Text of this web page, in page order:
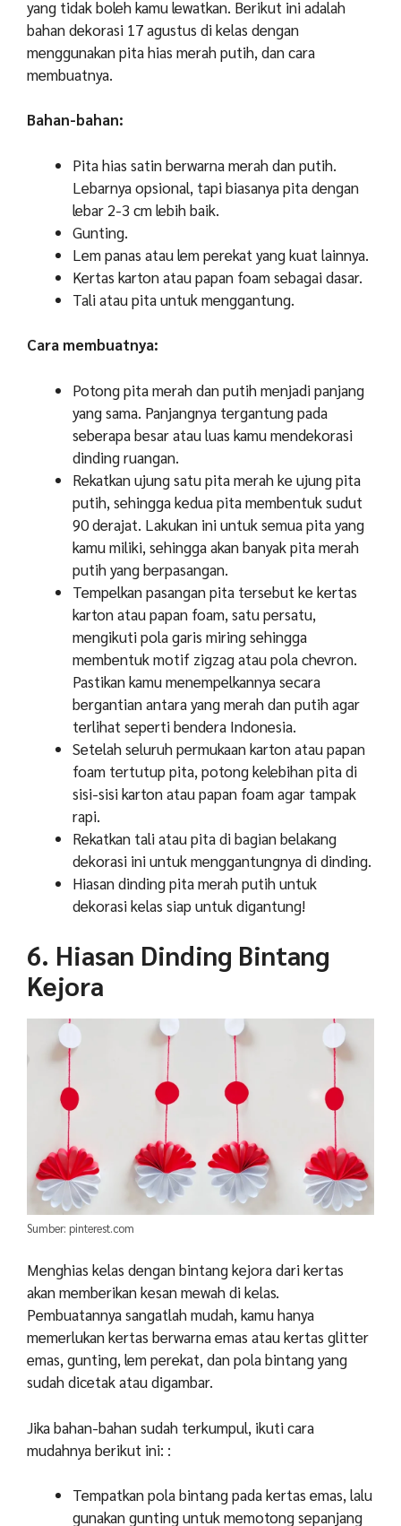
yang tidak boleh kamu lewatkan. Berikut ini adalah
bahan dekorasi 17 agustus di kelas dengan
menggunakan pita hias merah putih, dan cara
membuatnya.
Bahan-bahan:
Pita hias satin berwarna merah dan putih.
Lebarnya opsional, tapi biasanya pita dengan
lebar 2-3 cm lebih baik.
Gunting.
Lem panas atau lem perekat yang kuat lainnya.
Kertas karton atau papan foam sebagai dasar.
Tali atau pita untuk menggantung.
Cara membuatnya:
Potong pita merah dan putih menjadi panjang
yang sama. Panjangnya tergantung pada
seberapa besar atau luas kamu mendekorasi
dinding ruangan.
Rekatkan ujung satu pita merah ke ujung pita
putih, sehingga kedua pita membentuk sudut
90 derajat. Lakukan ini untuk semua pita yang
kamu miliki, sehingga akan banyak pita merah
putih yang berpasangan.
Tempelkan pasangan pita tersebut ke kertas
karton atau papan foam, satu persatu,
mengikuti pola garis miring sehingga
membentuk motif zigzag atau pola chevron.
Pastikan kamu menempelkannya secara
bergantian antara yang merah dan putih agar
terlihat seperti bendera Indonesia.
Setelah seluruh permukaan karton atau papan
foam tertutup pita, potong kelebihan pita di
sisi-sisi karton atau papan foam agar tampak
rapi.
Rekatkan tali atau pita di bagian belakang
dekorasi ini untuk menggantungnya di dinding.
Hiasan dinding pita merah putih untuk
dekorasi kelas siap untuk digantung!
6. Hiasan Dinding Bintang
Kejora
Sumber: pinterest.com
Menghias kelas dengan bintang kejora dari kertas
akan memberikan kesan mewah di kelas.
Pembuatannya sangatlah mudah, kamu hanya
memerlukan kertas berwarna emas atau kertas glitter
emas, gunting, lem perekat, dan pola bintang yang
sudah dicetak atau digambar.
Jika bahan-bahan sudah terkumpul, ikuti cara
mudahnya berikut ini: :
Tempatkan pola bintang pada kertas emas, lalu
gunakan gunting untuk memotong sepanjang